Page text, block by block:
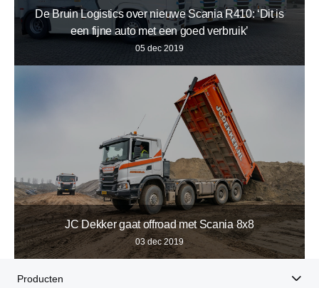
De Bruin Logistics over nieuwe Scania R410: ‘Dit is
een fijne auto met een goed verbruik’
05 dec 2019
JC Dekker gaat offroad met Scania 8x8
03 dec 2019
Producten